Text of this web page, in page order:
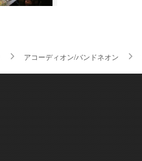
アコーディオン/バンドネオン